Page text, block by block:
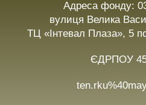
Адреса фонду:
вулиця Велика
ТЦ «Інтевал Плаза», 5
ЄДРПОУ